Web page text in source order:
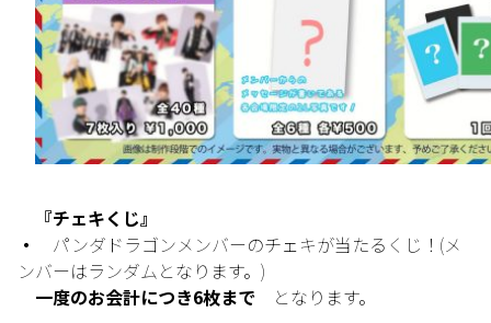
『チェキくじ』
・
パンダドラゴンメンバーのチェキが当たるくじ！(メ
ンバーはランダムとなります。)
一度のお会計につき6枚まで
となります。